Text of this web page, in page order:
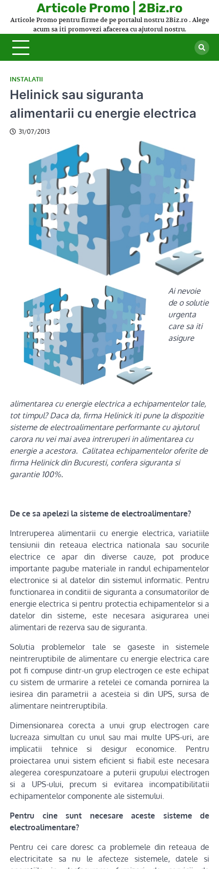
Articole Promo | 2Biz.ro
Articole Promo pentru firme de pe portalul nostru 2Biz.ro . Alege
acum sa iti promovezi afacerea cu ajutorul nostru.
INSTALATII
Helinick sau siguranta
alimentarii cu energie electrica
31/07/2013
Ai nevoie
de o solutie
urgenta
care sa iti
asigure
alimentarea cu energie electrica a echipamentelor tale,
tot timpul? Daca da, firma Helinick iti pune la dispozitie
sisteme de electroalimentare performante cu ajutorul
carora nu vei mai avea intreruperi in alimentarea cu
energie a acestora. Calitatea echipamentelor oferite de
firma Helinick din Bucuresti, confera siguranta si
garantie 100%.
De ce sa apelezi la sisteme de electroalimentare?
Intreruperea alimentarii cu energie electrica, variatiile
tensiunii din reteaua electrica nationala sau socurile
electrice ce apar din diverse cauze, pot produce
importante pagube materiale in randul echipamentelor
electronice si al datelor din sistemul informatic. Pentru
functionarea in conditii de siguranta a consumatorilor de
energie electrica si pentru protectia echipamentelor si a
datelor din sisteme, este necesara asigurarea unei
alimentari de rezerva sau de siguranta.
Solutia problemelor tale se gaseste in sistemele
neintreruptibile de alimentare cu energie electrica care
pot fi compuse dintr-un grup electrogen ce este echipat
cu sistem de urmarire a retelei ce comanda pornirea la
iesirea din parametrii a acesteia si din UPS, sursa de
alimentare neintreruptibila.
Dimensionarea corecta a unui grup electrogen care
lucreaza simultan cu unul sau mai multe UPS-uri, are
implicatii tehnice si desigur economice. Pentru
proiectarea unui sistem eficient si fiabil este necesara
alegerea corespunzatoare a puterii grupului electrogen
si a UPS-ului, precum si evitarea incompatibilitatii
echipamentelor componente ale sistemului.
Pentru cine sunt necesare aceste sisteme de
electroalimentare?
Pentru cei care doresc ca problemele din reteaua de
electricitate sa nu le afecteze sistemele, datele si